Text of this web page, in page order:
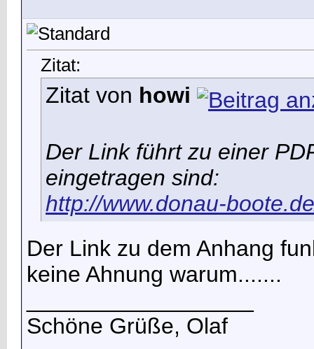
Zitat:
Zitat von howi
Der Link führt zu einer
eingetragen sind:
http://www.donau-
Der Link zu dem Anhang
keine Ahnung warum.......
Schöne Grüße, Olaf